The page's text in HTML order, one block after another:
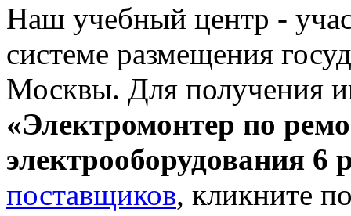
Наш учебный центр -
системе размещения
Москвы. Для получения
«Электромонтер по
электрооборудования 6
поставщиков, кликните